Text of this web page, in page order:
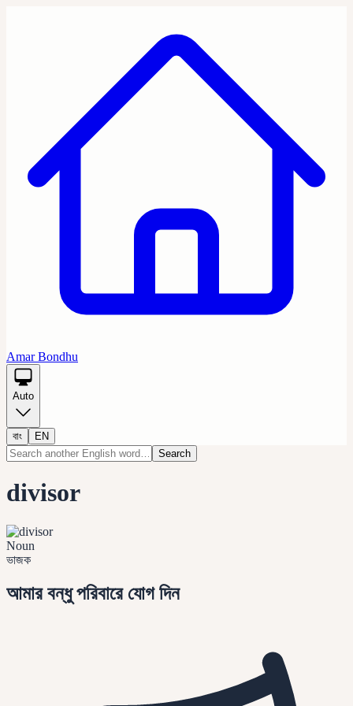
Amar Bondhu
Auto
বাং
EN
Search
divisor
Noun
ভাজক
আমার বন্ধু পরিবারে যোগ দিন